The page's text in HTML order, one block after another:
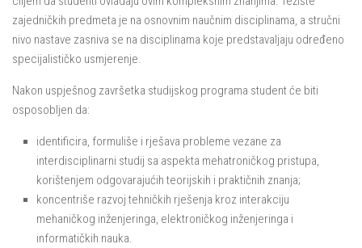
zajedničkih predmeta je na osnovnim naučnim disciplinama, a stručni
nivo nastave zasniva se na disciplinama koje predstavaljaju određeno
specijalističko usmjerenje.
Nakon uspješnog završetka studijskog programa student će biti
osposobljen da:
identificira, formuliše i rješava probleme vezane za
interdisciplinarni studij sa aspekta mehatroničkog pristupa,
korištenjem odgovarajućih teorijskih i praktičnih znanja;
koncentriše razvoj tehničkih rješenja kroz interakciju
mehaničkog inženjeringa, elektroničkog inženjeringa i
informatičkih nauka.